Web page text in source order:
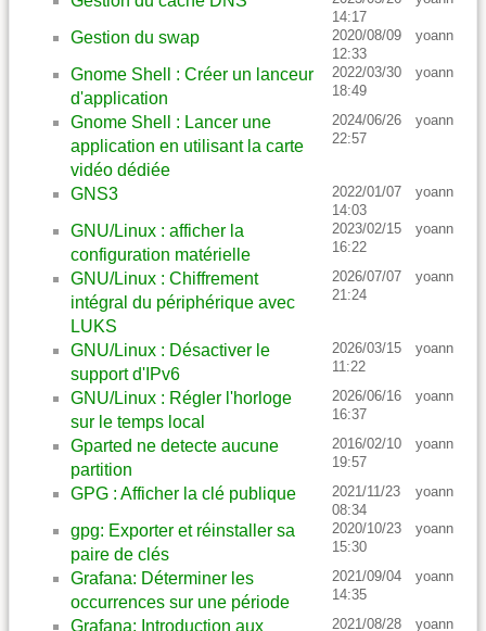
14:17
Gestion du swap
2020/08/09
12:33
yoann
Gnome Shell : Créer un lanceur
d'application
2022/03/30
18:49
yoann
Gnome Shell : Lancer une
application en utilisant la carte
vidéo dédiée
2024/06/26
22:57
yoann
GNS3
2022/01/07
14:03
yoann
GNU/Linux : afficher la
configuration matérielle
2023/02/15
16:22
yoann
GNU/Linux : Chiffrement
intégral du périphérique avec
LUKS
2026/07/07
21:24
yoann
GNU/Linux : Désactiver le
support d'IPv6
2026/03/15
11:22
yoann
GNU/Linux : Régler l'horloge
sur le temps local
2026/06/16
16:37
yoann
Gparted ne detecte aucune
partition
2016/02/10
19:57
yoann
GPG : Afficher la clé publique
2021/11/23
08:34
yoann
gpg: Exporter et réinstaller sa
paire de clés
2020/10/23
15:30
yoann
Grafana: Déterminer les
occurrences sur une période
2021/09/04
14:35
yoann
Grafana: Introduction aux 2021/08/28 yoann